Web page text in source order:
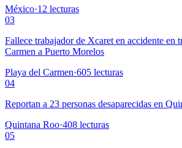
México·12 lecturas
03
Fallece trabajador de Xcaret en accidente en
Carmen a Puerto Morelos
Playa del Carmen·605 lecturas
04
Reportan a 23 personas desaparecidas en
Quintana Roo·408 lecturas
05